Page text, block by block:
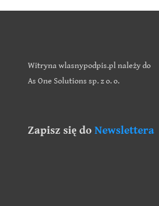
Witryna wlasnypodpis.pl należy do
As One Solutions sp. z o. o.
Zapisz się do Newslettera